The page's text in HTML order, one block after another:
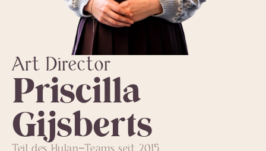
Art Director
Priscilla
Gijsberts